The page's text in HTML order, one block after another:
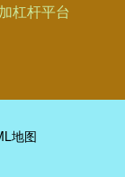
杠杆平台
地图